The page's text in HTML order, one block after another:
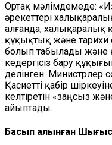
Ортақ мәлімдемеде:
әрекеттері
алғанда, халықаралық
құқықтық және
болып табылады
кедергісіз бару
делінген. Министрлер
Қасиетті қабір
келтіретін «заңсыз
айыптады.
Басып алынған